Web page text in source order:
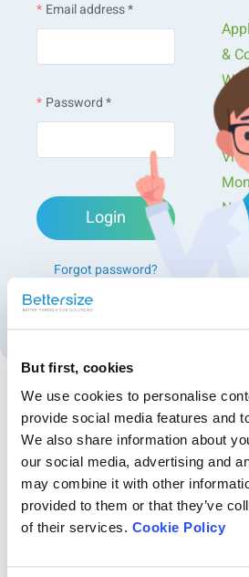
But first, cookies
We use cookies to personalise
provide social media features and
We also share information about
our social media, advertising and
may combine it with other
provided to them or that they’ve
of their services. Cookie Policy
Email address *
Password *
Login
Forgot password?
Create an account
&
Recommended articles
画像解析式粒子径・粒子形状
野への応用
本アプリケーションノートでは、レーザー
て、複数種の研磨材に対して粒子径および
優れた精度を示し、特に粗大粒子の分離